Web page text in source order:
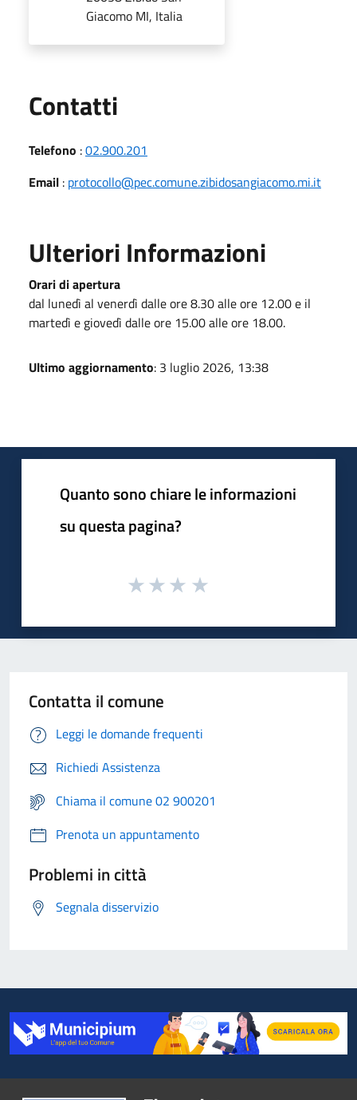
Giacomo MI, Italia
Contatti
Telefono :02.900.201
Email : protocollo@pec.comune.zibidosangiacomo.mi.it
Ulteriori Informazioni
Orari di apertura
dal lunedì al venerdì dalle ore 8.30 alle ore 12.00 e il
martedì e giovedì dalle ore 15.00 alle ore 18.00.
Ultimo aggiornamento: 3 luglio 2026, 13:38
Quanto sono chiare le informazioni
su questa pagina?
Contatta il comune
Leggi le domande frequenti
Richiedi Assistenza
Chiama il comune 02 900201
Prenota un appuntamento
Problemi in città
Segnala disservizio